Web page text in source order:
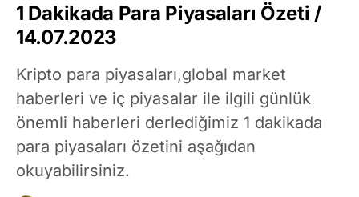
1 Dakikada Para Piyasaları Özeti /
14.07.2023
Kripto para piyasaları,global market
haberleri ve iç piyasalar ile ilgili günlük
önemli haberleri derlediğimiz 1 dakikada
para piyasaları özetini aşağıdan
okuyabilirsiniz.